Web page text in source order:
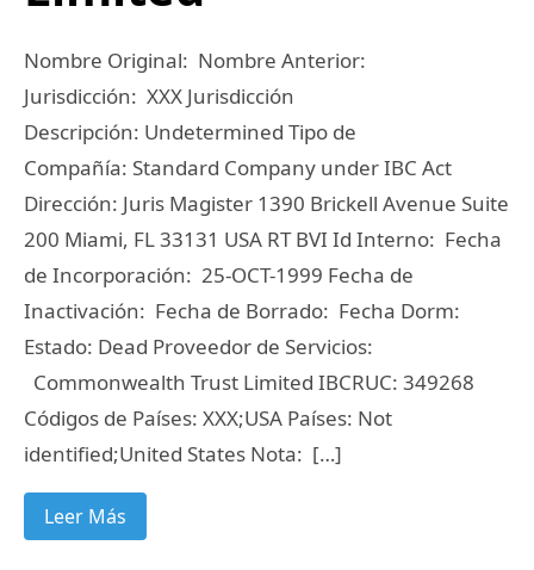
Nombre Original: Nombre Anterior:
Jurisdicción: XXX Jurisdicción
Descripción: Undetermined Tipo de
Compañía: Standard Company under IBC Act
Dirección: Juris Magister 1390 Brickell Avenue Suite
200 Miami, FL 33131 USA RT BVI Id Interno: Fecha
de Incorporación: 25-OCT-1999 Fecha de
Inactivación: Fecha de Borrado: Fecha Dorm:
Estado: Dead Proveedor de Servicios:
Commonwealth Trust Limited IBCRUC: 349268
Códigos de Países: XXX;USA Países: Not
identified;United States Nota: […]
Leer Más